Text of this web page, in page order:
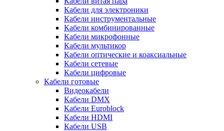
Кабели для электроники
Кабели инструментальные
Кабели комбинированные
Кабели микрофонные
Кабели мультикор
Кабели оптические и коаксиальные
Кабели сетевые
Кабели цифровые
Кабели готовые
Видеокабели
Кабели DMX
Кабели Euroblock
Кабели HDMI
Кабели USB